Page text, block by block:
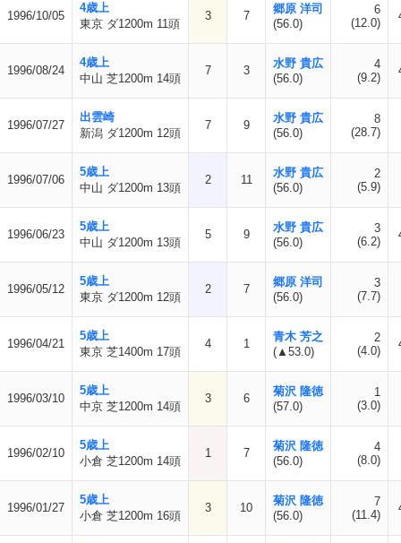
1996/10/05
4歳上
東京 ダ1200m 11頭
3 7
郷原 洋司
(56.0)
6
(12.0)
1996/08/24
4歳上
中山 芝1200m 14頭
7 3
水野 貴広
(56.0)
4
(9.2)
1996/07/27
出雲崎
新潟 ダ1200m 12頭
7 9
水野 貴広
(56.0)
8
(28.7)
1996/07/06
5歳上
中山 ダ1200m 13頭
2 11
水野 貴広
(56.0)
2
(5.9)
1996/06/23
5歳上
中山 ダ1200m 13頭
5 9
水野 貴広
(56.0)
3
(6.2)
1996/05/12
5歳上
東京 ダ1200m 12頭
2 7
郷原 洋司
(56.0)
3
(7.7)
1996/04/21
5歳上
東京 芝1400m 17頭
4 1
青木 芳之
(▲53.0)
2
(4.0)
1996/03/10
5歳上
中京 芝1200m 14頭
3 6
菊沢 隆徳
(57.0)
1
(3.0)
1996/02/10
5歳上
小倉 芝1200m 14頭
1 7
菊沢 隆徳
(56.0)
4
(8.0)
1996/01/27
5歳上
小倉 芝1200m 16頭
3 10
菊沢 隆徳
(56.0)
7
(11.4)